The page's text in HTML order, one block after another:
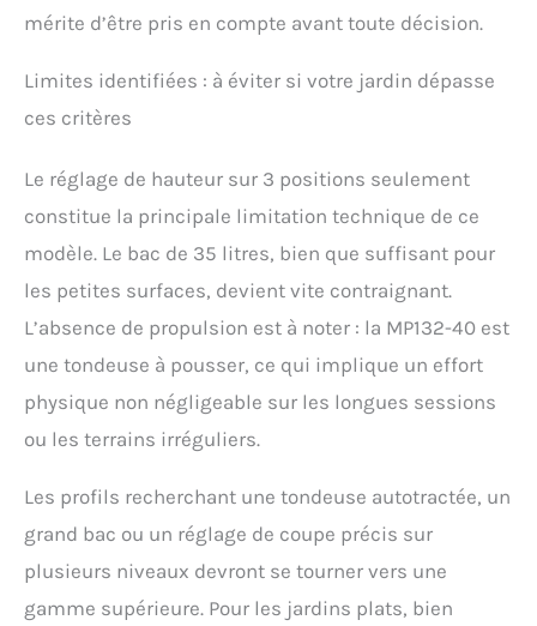
mérite d’être pris en compte avant toute décision.
Limites identifiées : à éviter si votre jardin dépasse
ces critères
Le réglage de hauteur sur 3 positions seulement
constitue la principale limitation technique de ce
modèle. Le bac de 35 litres, bien que suffisant pour
les petites surfaces, devient vite contraignant.
L’absence de propulsion est à noter : la MP132-40 est
une tondeuse à pousser, ce qui implique un effort
physique non négligeable sur les longues sessions
ou les terrains irréguliers.
Les profils recherchant une tondeuse autotractée, un
grand bac ou un réglage de coupe précis sur
plusieurs niveaux devront se tourner vers une
gamme supérieure. Pour les jardins plats, bien